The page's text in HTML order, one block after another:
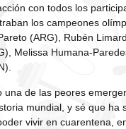
con todos los
los campeones
(ARG), Rubén
Melissa Humana-
una de las peores
mundial, y sé que ha
vivir en cuarentena,